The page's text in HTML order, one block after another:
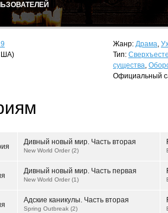
Жанр: Драма,
Тип:
существа,
Официальный
Дивный новый мир. Часть вторая
New World Order (2)
Дивный новый мир. Часть первая
New World Order (1)
Адские каникулы. Часть вторая
Spring Outbreak (2)